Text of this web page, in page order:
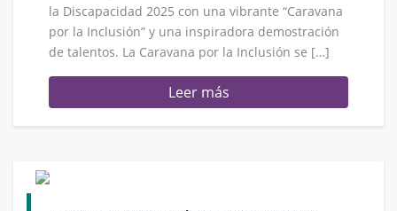
la Discapacidad 2025 con una vibrante “Caravana
por la Inclusión” y una inspiradora demostración
de talentos. La Caravana por la Inclusión se […]
Leer más